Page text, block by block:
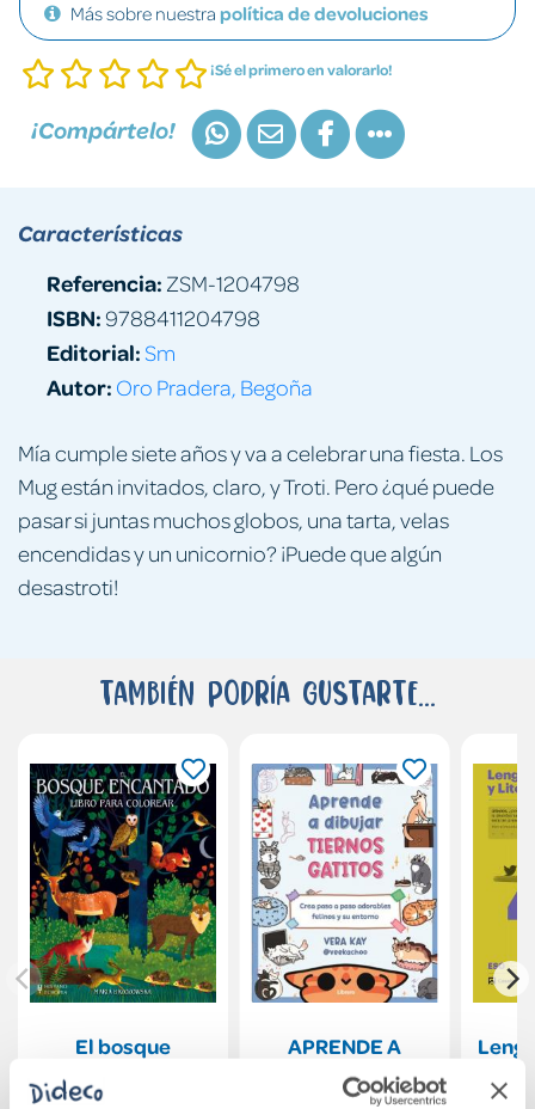
Más sobre nuestra política de devoluciones
¡Sé el primero en valorarlo!
¡Compártelo!
Mía cumple siete años y va a celebrar una fiesta. Los
Mug están invitados, claro, y Troti. Pero ¿qué puede
pasar si juntas muchos globos, una tarta, velas
encendidas y un unicornio? ¡Puede que algún
desastroti!
Características
Referencia: ZSM-1204798
ISBN:9788411204798
Editorial:Sm
Autor: Oro Pradera, Begoña
También podría gustarte...
El bosque
APRENDE A
DIBUJAR TIERNOS
GATITOS